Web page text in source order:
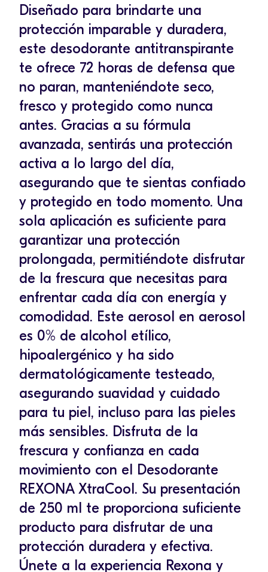
Diseñado para brindarte una
protección imparable y duradera,
este desodorante antitranspirante
te ofrece 72 horas de defensa que
no paran, manteniéndote seco,
fresco y protegido como nunca
antes. Gracias a su fórmula
avanzada, sentirás una protección
activa a lo largo del día,
asegurando que te sientas confiado
y protegido en todo momento. Una
sola aplicación es suficiente para
garantizar una protección
prolongada, permitiéndote disfrutar
de la frescura que necesitas para
enfrentar cada día con energía y
comodidad. Este aerosol en aerosol
es 0% de alcohol etílico,
hipoalergénico y ha sido
dermatológicamente testeado,
asegurando suavidad y cuidado
para tu piel, incluso para las pieles
más sensibles. Disfruta de la
frescura y confianza en cada
movimiento con el Desodorante
REXONA XtraCool. Su presentación
de 250 ml te proporciona suficiente
producto para disfrutar de una
protección duradera y efectiva.
Únete a la experiencia Rexona y